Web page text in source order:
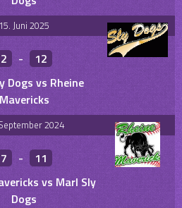
15. Juni 2025
2 -
12
Dogs vs Rheine
Mavericks
2024
7 -
11
vs Marl Sly
Dogs